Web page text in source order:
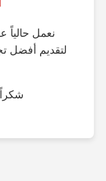
نعمل حالياً
لتقديم أفضل